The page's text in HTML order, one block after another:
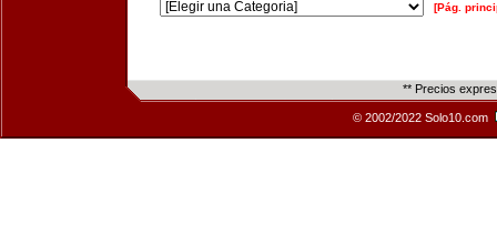
[Pág.
** Precios
© 2002/2022 Solo10.com